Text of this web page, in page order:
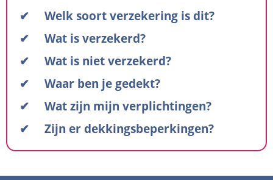
✔ Welk soort verzekering is dit?
✔ Wat is verzekerd?
✔ Wat is niet verzekerd?
✔ Waar ben je gedekt?
✔ Wat zijn mijn verplichtingen?
✔ Zijn er dekkingsbeperkingen?